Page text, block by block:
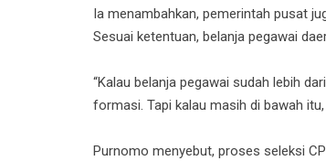
Ia menambahkan, pemerintah pusat
Sesuai ketentuan, belanja pegawai
“Kalau belanja pegawai sudah lebih
formasi. Tapi kalau masih di bawah
Purnomo menyebut, proses seleksi